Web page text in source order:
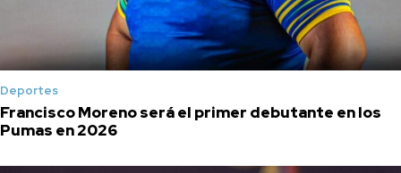
Deportes
Francisco Moreno será el primer debutante en los
Pumas en 2026